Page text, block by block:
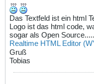
Das Textfeld ist ein html
Logo ist das html code,
sogar als Open
Realtime HTML Editor
Gruß
Tobias